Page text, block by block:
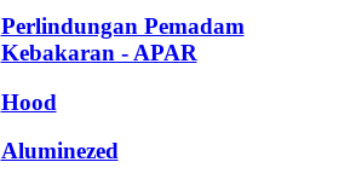
Perlindungan Pemadam
Kebakaran - APAR
Hood
Aluminezed